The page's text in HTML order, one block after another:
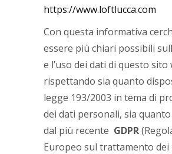
https://www.loftlucca.com
Con questa informativa
essere più chiari possibili
e l’uso dei dati di questo sito
rispettando sia quanto
legge 193/2003 in tema di
dei dati personali, sia
dal più recente GDPR
Europeo sul trattamento dei